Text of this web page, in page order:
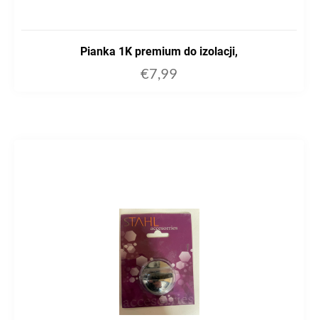
Pianka 1K premium do izolacji,
€7,99